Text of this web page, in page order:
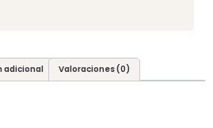
adicional Valoraciones (0)